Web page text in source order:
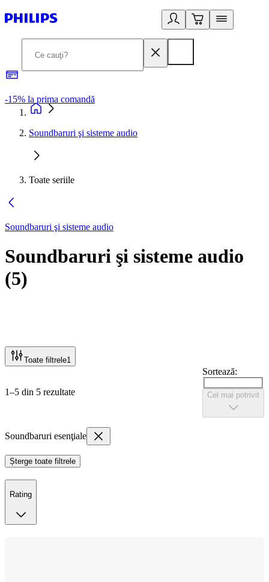
-15% la prima comandă
Soundbaruri şi sisteme audio
Toate seriile
Soundbaruri şi sisteme audio
Soundbaruri şi sisteme audio
(5)
Toate filtrele1
1–5 din 5 rezultate
Sortează:
Cel mai potrivit
Soundbaruri esenţiale
Șterge toate filtrele
Rating